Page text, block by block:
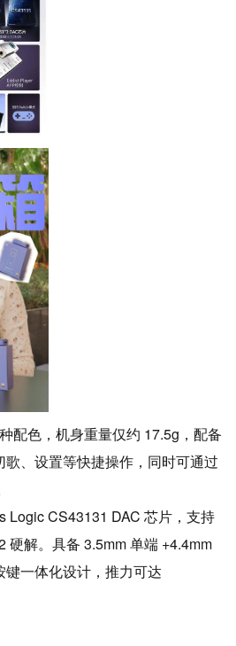
配色，机身重量仅约 17.5g，配备
、设置等快捷操作，同时可通过
Logic CS43131 DAC 芯片，支持
硬解。具备 3.5mm 单端 +4.4mm
一体化设计，推力可达